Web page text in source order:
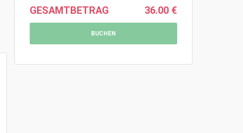
GESAMTBETRAG 36.00 €
BUCHEN